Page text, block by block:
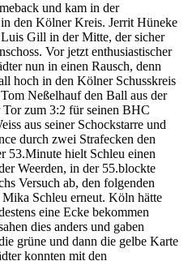
und kam in der
den Kölner Kreis. Jerrit Hüneke
Gill in der Mitte, der sicher
Vor jetzt enthusiastischer
nun in einen Rausch, denn
hoch in den Kölner Schusskreis
Neßelhauf den Ball aus der
zum 3:2 für seinen BHC
aus seiner Schockstarre und
durch zwei Strafecken den
53.Minute hielt Schleu einen
Weerden, in der 55.blockte
Versuch ab, den folgenden
Schleu erneut. Köln hätte
eine Ecke bekommen
dies anders und gaben
grüne und dann die gelbe Karte
konnten mit den